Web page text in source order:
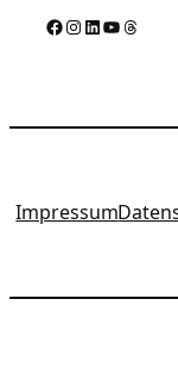
Facebook InstagramLinkedIn YouTube Threads
Impressum